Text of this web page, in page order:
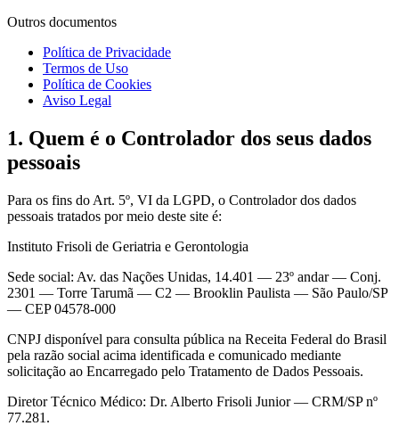
Outros documentos
Política de Privacidade
Termos de Uso
Política de Cookies
Aviso Legal
1. Quem é o Controlador dos seus dados
pessoais
Para os fins do Art. 5º, VI da LGPD, o Controlador dos dados
pessoais tratados por meio deste site é:
Instituto Frisoli de Geriatria e Gerontologia
Sede social: Av. das Nações Unidas, 14.401 — 23º andar — Conj.
2301 — Torre Tarumã — C2 — Brooklin Paulista — São Paulo/SP
— CEP 04578-000
CNPJ disponível para consulta pública na Receita Federal do Brasil
pela razão social acima identificada e comunicado mediante
solicitação ao Encarregado pelo Tratamento de Dados Pessoais.
Diretor Técnico Médico: Dr. Alberto Frisoli Junior— CRM/SP nº
77.281 .